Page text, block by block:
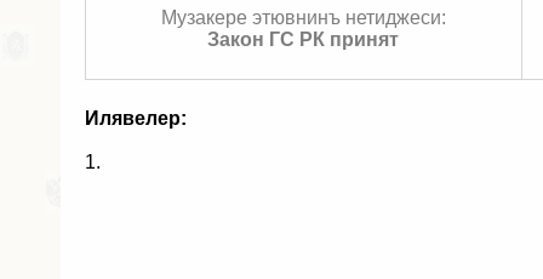
Музакере этювнинъ нетиджеси:
Закон ГС РК принят
Илявелер:
1.